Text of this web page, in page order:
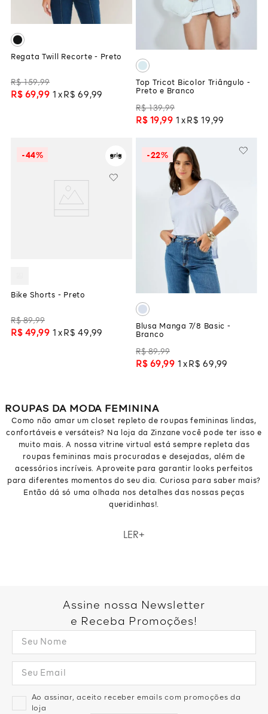
Regata Twill Recorte - Preto
R$ 159,99
R$ 69,99 1 R$ 69 ,99
Top Tricot Bicolor Triângulo -
Preto e Branco
R$ 139,99
R$ 19,99 1 R$ 19 ,99
-44%
Bike Shorts - Preto
R$ 89,99
R$ 49,99 1 R$ 49 ,99
-22%
Blusa Manga 7/8 Basic -
Branco
R$ 89,99
R$ 69,99 1 R$ 69 ,99
ROUPAS DA MODA FEMININA
Como não amar um closet repleto de roupas femininas lindas,
confortáveis e versáteis? Na loja da Zinzane você pode ter isso e
muito mais. A nossa vitrine virtual está sempre repleta das
roupas femininas mais procuradas e desejadas, além de
acessórios incríveis. Aproveite para garantir looks perfeitos
para diferentes momentos do seu dia. Curiosa para saber mais?
Então dá só uma olhada nos detalhes das nossas peças
queridinhas!.
LER
Então dá só uma olhada nos detalhes das nossas peças
Assine nossa Newsletter
e Receba Promoções!
Ao assinar, aceito receber emails com promoções da
loja